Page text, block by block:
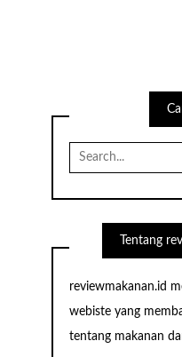
Search
for:
Tentang
reviewmakanan.id
webiste yang
tentang makanan